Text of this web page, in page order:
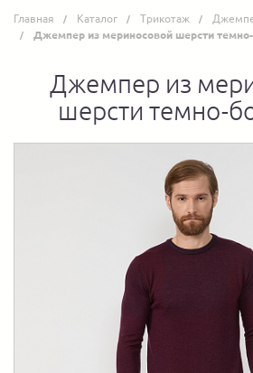
Главная Каталог Трикотаж
Джемпер из мериносовой шерсти
Джемпер из
шерсти темно-